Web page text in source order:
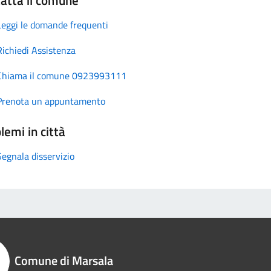
le domande frequenti
Assistenza
il comune 0923993111
un appuntamento
in città
disservizio
Comune di Marsala